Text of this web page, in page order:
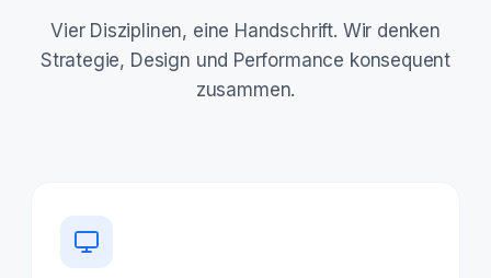
Vier Disziplinen, eine Handschrift. Wir denken
Strategie, Design und Performance konsequent
zusammen.